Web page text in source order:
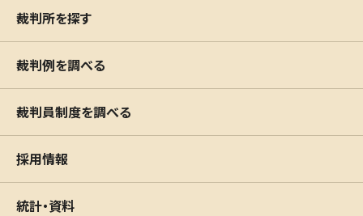
裁判所を探す
裁判例を調べる
裁判員制度を調べる
採用情報
統計・資料